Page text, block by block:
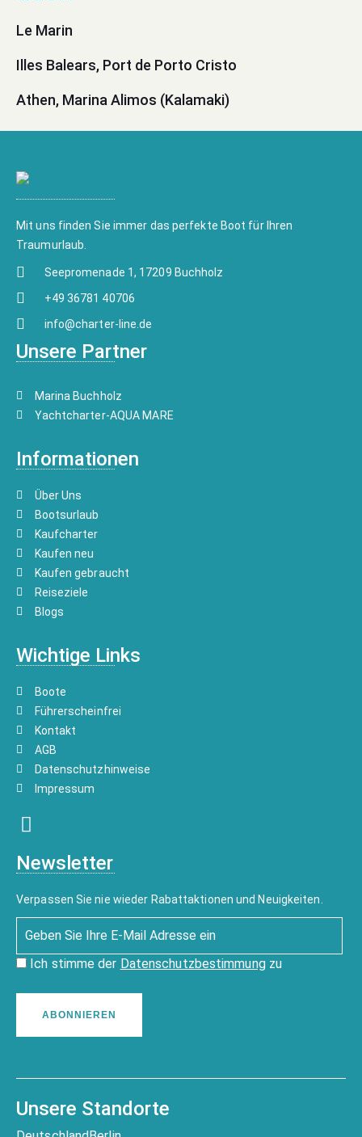
Le Marin
Illes Balears, Port de Porto Cristo
Athen, Marina Alimos (Kalamaki)
Mit uns finden Sie immer das perfekte Boot für Ihren
Traumurlaub.
Seepromenade 1, 17209 Buchholz
+49 36781 40706
info@charter-line.de
Unsere Partner
Marina Buchholz
Yachtcharter-AQUA MARE
Informationen
Über Uns
Bootsurlaub
Kaufcharter
Kaufen neu
Kaufen gebraucht
Reiseziele
Blogs
Wichtige Links
Boote
Führerscheinfrei
Kontakt
AGB
Datenschutzhinweise
Impressum
Newsletter
Verpassen Sie nie wieder Rabattaktionen und Neuigkeiten.
Ich stimme der Datenschutzbestimmungzu
ABONNIEREN
Unsere Standorte